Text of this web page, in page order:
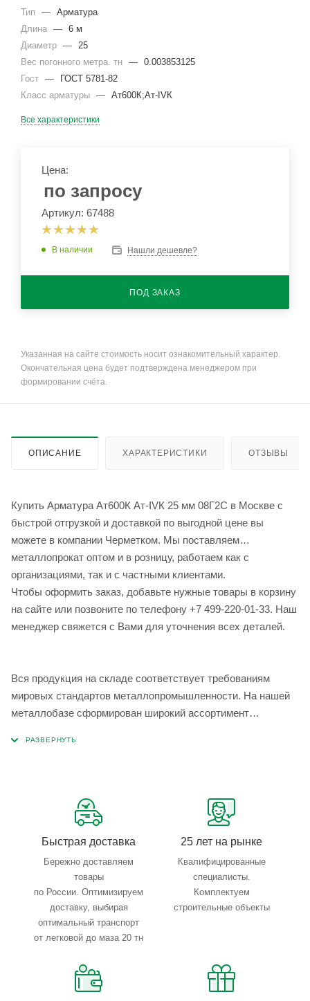
Тип — Арматура
Длина — 6 м
Диаметр — 25
Вес погонного метра. тн — 0.003853125
Гост —
ГОСТ 5781-82
Класс арматуры — Ат600К;Ат-IVК
Все характеристики
Цена:
по запросу
Артикул: 67488
В наличии Нашли дешевле?
ПОД ЗАКАЗ
Указанная на сайте стоимость носит ознакомительный характер.
Окончательная цена будет подтверждена менеджером при
формировании счёта.
ОПИСАНИЕ ХАРАКТЕРИСТИКИ ОТЗЫВЫ
Купить Арматура Ат600К Ат-IVК 25 мм 08Г2С в Москве с
быстрой отгрузкой и доставкой по выгодной цене вы
можете в компании Черметком. Мы поставляем
металлопрокат оптом и в розницу, работаем как с
организациями, так и с частными клиентами.
Чтобы оформить заказ, добавьте нужные товары в корзину
на сайте или позвоните по телефону +7 499-220-01-33. Наш
менеджер свяжется с Вами для уточнения всех деталей.
Вся продукция на складе соответствует требованиям
мировых стандартов металлопромышленности. На нашей
металлобазе сформирован широкий ассортимент
Быстрая доставка
Бережно доставляем
товары
по России. Оптимизируем
доставку, выбирая
оптимальный транспорт
от легковой до маза 20 тн
25 лет на рынке
Квалифицированные
специалисты.
Комплектуем
строительные объекты